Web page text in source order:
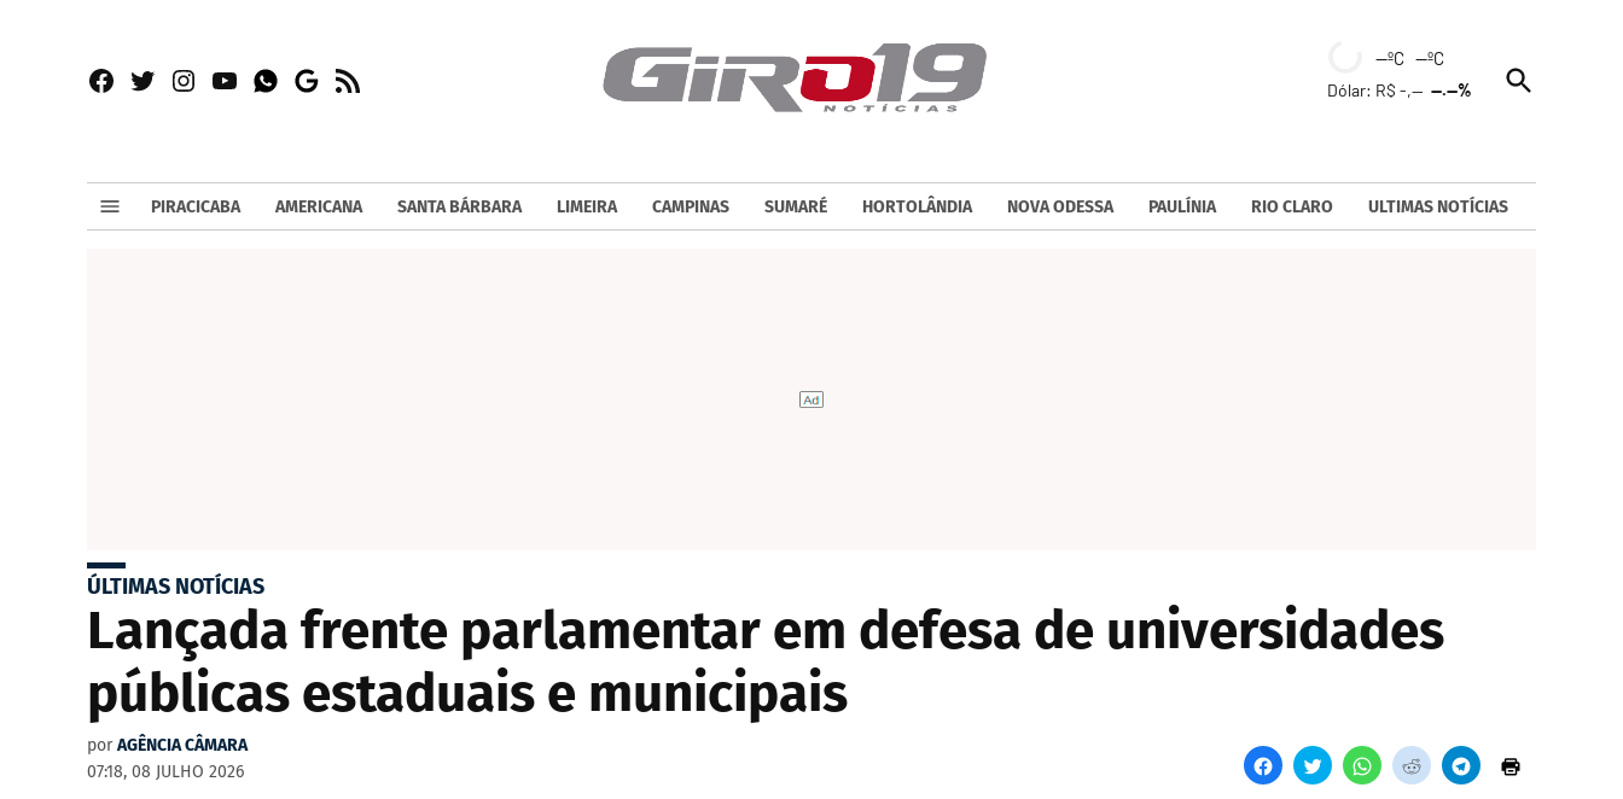
Facebook
TwitterInstagram
YouTubeWhatsapp
Google
RSS
--ºC --ºC
Dólar: R$ -,----.--%
Open
Search
PIRACICABA AMERICANA SANTA BÁRBARA LIMEIRA CAMPINAS SUMARÉ HORTOLÂNDIA NOVA ODESSA PAULÍNIA RIO CLARO ULTIMAS NOTÍCIAS
ÚLTIMAS NOTÍCIAS
Lançada frente parlamentar em defesa de universidades
públicas estaduais e municipais
por AGÊNCIA CÂMARA
07:18, 08 JULHO 2026